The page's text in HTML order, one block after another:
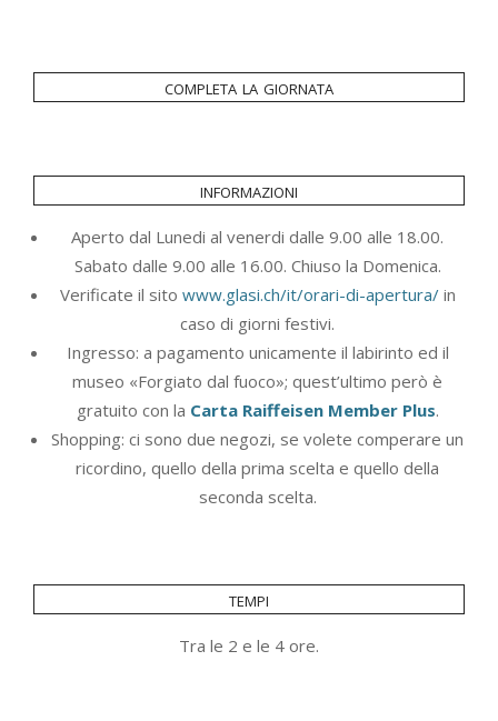
completa la giornata
informazioni
Aperto dal Lunedi al venerdi dalle 9.00 alle 18.00.
Sabato dalle 9.00 alle 16.00. Chiuso la Domenica.
Verificate il sito www.glasi.ch/it/orari-di-apertura/in
caso di giorni festivi.
Ingresso: a pagamento unicamente il labirinto ed il
museo «Forgiato dal fuoco»; quest’ultimo però è
gratuito con la Carta Raiffeisen Member Plus.
Shopping: ci sono due negozi, se volete comperare un
ricordino, quello della prima scelta e quello della
seconda scelta.
tempi
Tra le 2 e le 4 ore.